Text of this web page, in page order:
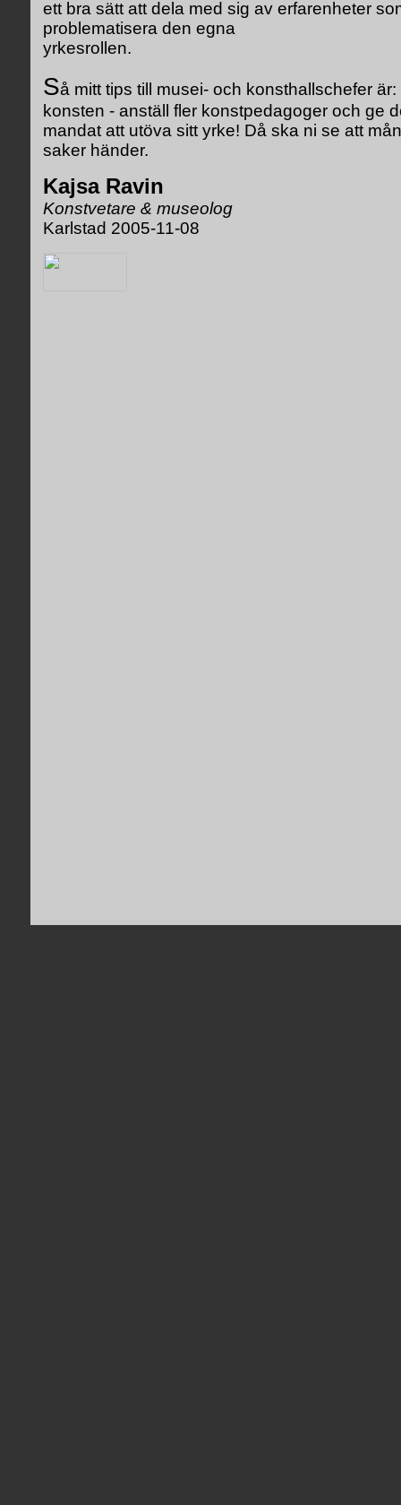
ett bra sätt att dela med sig av erfarenheter
problematisera den egna
yrkesrollen.
Så mitt tips till musei- och konsthallschefer
konsten - anställ fler konstpedagoger och ge
mandat att utöva sitt yrke! Då ska ni se att
saker händer.
Kajsa Ravin
Konstvetare & museolog
Karlstad 2005-11-08